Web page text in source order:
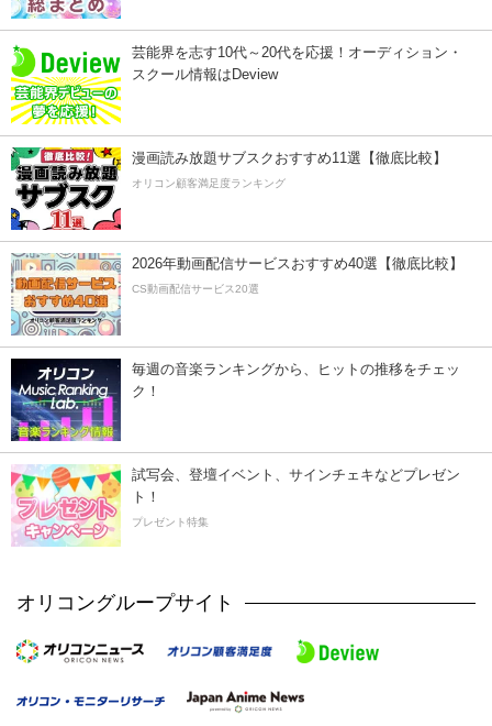
芸能界を志す10代～20代を応援！オーディション・
スクール情報はDeview
漫画読み放題サブスクおすすめ11選【徹底比較】
オリコン顧客満足度ランキング
2026年動画配信サービスおすすめ40選【徹底比較】
CS動画配信サービス20選
毎週の音楽ランキングから、ヒットの推移をチェッ
ク！
試写会、登壇イベント、サインチェキなどプレゼン
ト！
プレゼント特集
オリコングループサイト